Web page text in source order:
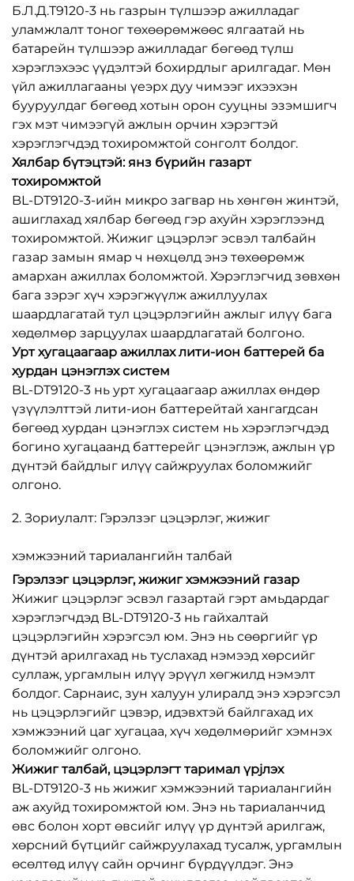
Б.Л.Д.Т9120-3 нь газрын түлшээр ажилладаг
уламжлалт тоног төхөөрөмжөөс ялгаатай нь
батарейн түлшээр ажилладаг бөгөөд түлш
хэрэглэхээс үүдэлтэй бохирдлыг арилгадаг. Мөн
үйл ажиллагааны үеэрх дуу чимээг ихээхэн
бууруулдаг бөгөөд хотын орон сууцны эзэмшигч
гэх мэт чимээгүй ажлын орчин хэрэгтэй
хэрэглэгчдэд тохиромжтой сонголт болдог.
Хялбар бүтэцтэй: янз бүрийн газарт
тохиромжтой
BL-DT9120-3-ийн микро загвар нь хөнгөн жинтэй,
ашиглахад хялбар бөгөөд гэр ахуйн хэрэглээнд
тохиромжтой. Жижиг цэцэрлэг эсвэл талбайн
газар замын ямар ч нөхцөлд энэ төхөөрөмж
амархан ажиллах боломжтой. Хэрэглэгчид зөвхөн
бага зэрэг хүч хэрэгжүүлж ажиллуулах
шаардлагатай тул цэцэрлэгийн ажлыг илүү бага
хөдөлмөр зарцуулах шаардлагатай болгоно.
Урт хугацаагаар ажиллах лити-ион баттерей ба
хурдан цэнэглэх систем
BL-DT9120-3 нь урт хугацаагаар ажиллах өндөр
үзүүлэлттэй лити-ион баттерейтай хангагдсан
бөгөөд хурдан цэнэглэх систем нь хэрэглэгчдэд
богино хугацаанд баттерейг цэнэглэж, ажлын үр
дүнтэй байдлыг илүү сайжруулах боломжийг
олгоно.
2. Зориулалт: Гэрэлзэг цэцэрлэг, жижиг
хэмжээний тариалангийн талбай
Гэрэлзэг цэцэрлэг, жижиг хэмжээний газар
Жижиг цэцэрлэг эсвэл газартай гэрт амьдардаг
хэрэглэгчдэд BL-DT9120-3 нь гайхалтай
цэцэрлэгийн хэрэгсэл юм. Энэ нь сөөргийг үр
дүнтэй арилгахад нь туслахад нэмээд хөрсийг
суллаж, ургамлын илүү эрүүл хөгжилд нэмэлт
болдог. Сарнаис, зун халуун улиралд энэ хэрэгсэл
нь цэцэрлэгийг цэвэр, идэвхтэй байлгахад их
хэмжээний цаг хугацаа, хүч хөдөлмөрийг хэмнэх
боломжийг олгоно.
Жижиг талбай, цэцэрлэгт таримал үрjлэх
BL-DT9120-3 нь жижиг хэмжээний тариалангийн
аж ахуйд тохиромжтой юм. Энэ нь тариаланчид
өвс болон хорт өвсийг илүү үр дүнтэй арилгаж,
хөрсний бүтцийг сайжруулахад тусалж, ургамлын
өсөлтөд илүү сайн орчинг бүрдүүлдэг. Энэ